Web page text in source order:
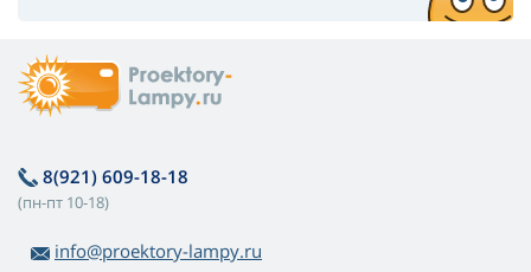
8(921) 609-18-18
(пн-пт 10-18)
info@proektory-lampy.ru